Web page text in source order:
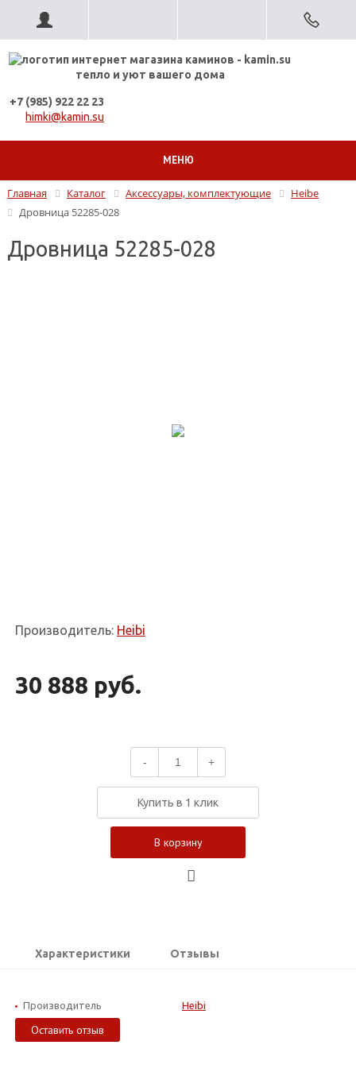
тепло и уют вашего дома
+7 (985) 922 22 23
himki@kamin.su
МЕНЮ
Главная Каталог Аксессуары, комплектующие
Heibe
Дровница 52285-028
Дровница 52285-028
Производитель: Heibi
30 888 руб.
- +
Купить в 1 клик
В корзину
Характеристики Отзывы
Производитель Heibi
Оставить отзыв